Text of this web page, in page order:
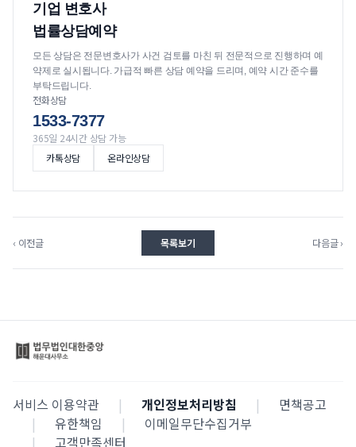
기업 변호사
법률상담예약
모든 상담은 전문변호사가 사건 검토를 마친 뒤 전문적으로 진행하며 예
약제로 실시됩니다. 가급적 빠른 상담 예약을 드리며, 예약 시간 준수를
부탁드립니다.
전화상담
1533-7377
365일 24시간 상담 가능
카톡상담
온라인상담
‹ 이전글 목록보기 다음글 ›
서비스 이용약관 | 개인정보처리방침 |
면책공고
|
유한책임 |
이메일무단수집거부
|
고객만족센터